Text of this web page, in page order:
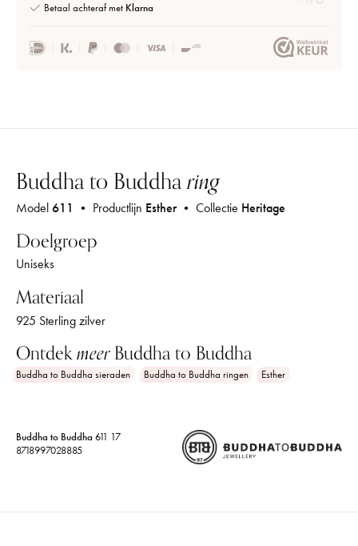
Betaal achteraf met Klarna
Buddha to Buddharing
Model611 • Productlijn Esther• Collectie Heritage
Doelgroep
Uniseks
Materiaal
925 Sterling zilver
OntdekmeerBuddha to Buddha
Buddha to Buddha sieraden Buddha to Buddha ringen Esther
Buddha to Buddha 611 17
8718997028885